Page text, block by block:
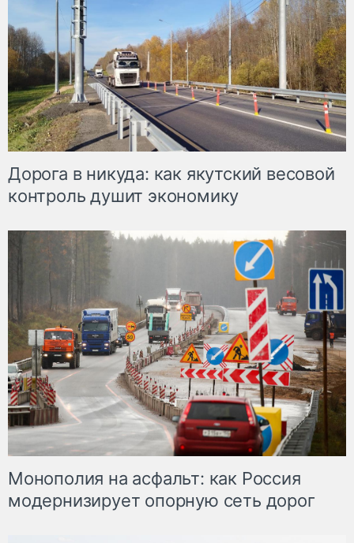
Дорога в никуда: как якутский весовой
контроль душит экономику
Монополия на асфальт: как Россия
модернизирует опорную сеть дорог